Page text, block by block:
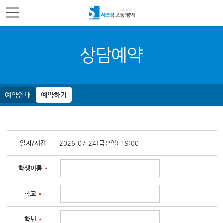
상담예약
예약안내 예약하기
일자/시간 2026-07-24(금요일) 19:00
학생이름 *
학교 *
학년 *